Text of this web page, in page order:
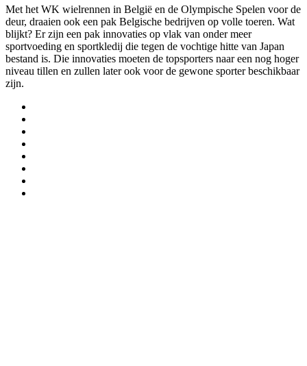
Met het WK wielrennen in België en de Olympische Spelen voor de
deur, draaien ook een pak Belgische bedrijven op volle toeren. Wat
blijkt? Er zijn een pak innovaties op vlak van onder meer
sportvoeding en sportkledij die tegen de vochtige hitte van Japan
bestand is. Die innovaties moeten de topsporters naar een nog hoger
niveau tillen en zullen later ook voor de gewone sporter beschikbaar
zijn.